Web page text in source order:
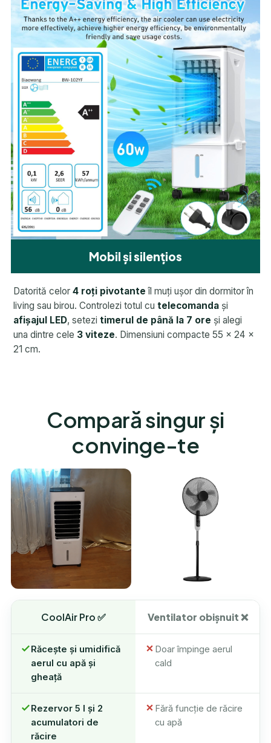
Mobil și silențios
Datorită celor 4 roți pivotante îl muți ușor din dormitor în
living sau birou. Controlezi totul cu telecomanda și
afișajul LED, setezi timerul de până la 7 ore și alegi
una dintre cele 3 viteze. Dimensiuni compacte 55 × 24 ×
21 cm.
Compară singur și
convinge-te
CoolAir Pro ✅ Ventilator obișnuit ❌
Răcește și umidifică
aerul cu apă și
gheață
Doar împinge aerul
cald
Rezervor 5 l și 2
acumulatori de
răcire
Fără funcție de răcire
cu apă